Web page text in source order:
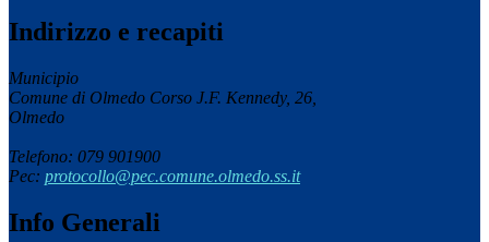
Indirizzo e recapiti
Municipio
Comune di Olmedo Corso J.F. Kennedy, 26,
Olmedo
Telefono: 079 901900
Pec: protocollo@pec.comune.olmedo.ss.it
Info Generali